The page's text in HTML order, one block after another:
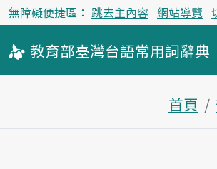
無障礙便捷區： 跳去主內容 網站導覽
教育部臺灣台語常用詞辭典
首頁